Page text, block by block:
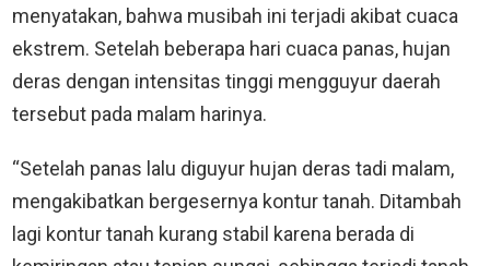
menyatakan, bahwa musibah ini terjadi akibat cuaca
ekstrem. Setelah beberapa hari cuaca panas, hujan
deras dengan intensitas tinggi mengguyur daerah
tersebut pada malam harinya.
“Setelah panas lalu diguyur hujan deras tadi malam,
mengakibatkan bergesernya kontur tanah. Ditambah
lagi kontur tanah kurang stabil karena berada di